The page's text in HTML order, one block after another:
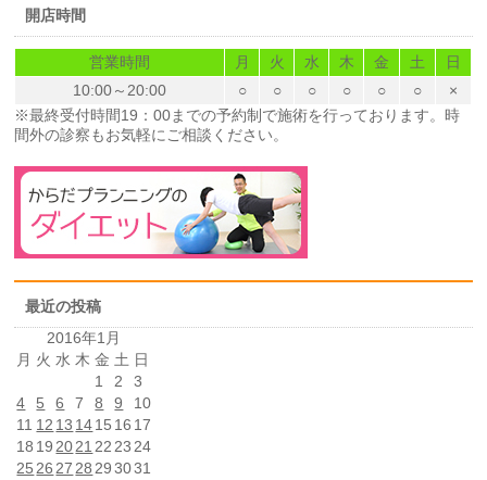
開店時間
営業時間 月 火 水 木 金 土
日
10:00～20:00
○ ○ ○ ○ ○ ○
×
※最終受付時間19：00までの予約制で施術を行っております。時
間外の診察もお気軽にご相談ください。
最近の投稿
2016年1月
月 火 水 木 金 土 日
1
2
3
4
5 6 7 8 9
10
11 12 13 1415 16 17
18 19 2021 22 23 24
25 26 27 28 29 3031